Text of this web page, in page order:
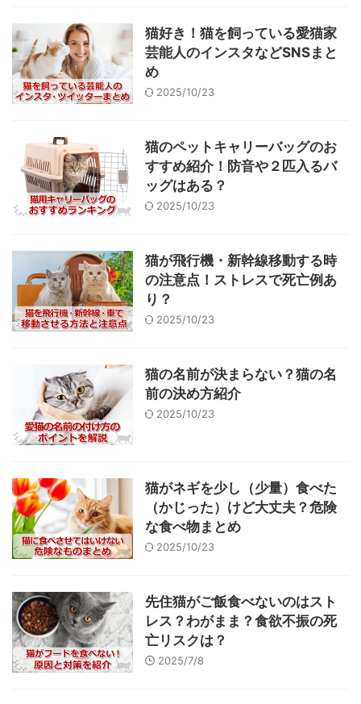
猫好き！猫を飼っている愛猫家
芸能人のインスタなどSNSまと
め
2025/10/23
猫のペットキャリーバッグのお
すすめ紹介！防音や２匹入るバ
ッグはある？
2025/10/23
猫が飛行機・新幹線移動する時
の注意点！ストレスで死亡例あ
り？
2025/10/23
猫の名前が決まらない？猫の名
前の決め方紹介
2025/10/23
猫がネギを少し（少量）食べた
（かじった）けど大丈夫？危険
な食べ物まとめ
2025/10/23
先住猫がご飯食べないのはスト
レス？わがまま？食欲不振の死
亡リスクは？
2025/7/8